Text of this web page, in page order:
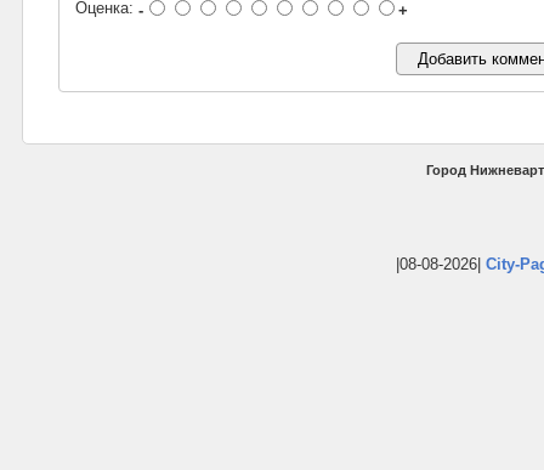
Оценка: - +
Город
|08-08-2026| City-